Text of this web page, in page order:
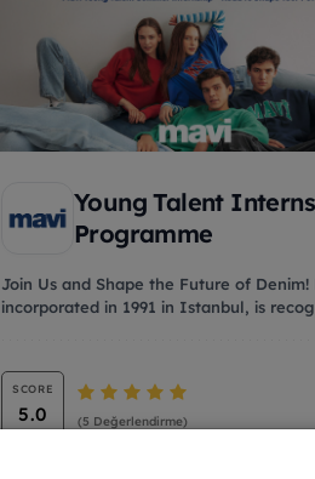
Young Talent
Programme
Join Us and Shape the Future of Denim!
incorporated in 1991 in Istanbul, is
SCORE
5.0 (5 Değerlendirme)